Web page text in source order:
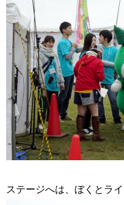
ステージへは、ぼくとライ